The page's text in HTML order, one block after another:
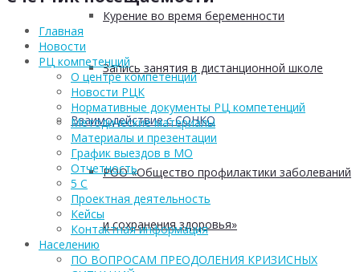
Курение во время беременности
Запись занятия в дистанционной школе
Взаимодействие с СОНКО
РОО «Общество профилактики заболеваний
и сохранения здоровья»
Главная
Новости
РЦ компетенций
О центре компетенций
Новости РЦК
Нормативные документы РЦ компетенций
Методические материалы
Материалы и презентации
График выездов в МО
Отчетность
5 С
Проектная деятельность
Кейсы
Контактная информация
Населению
ПО ВОПРОСАМ ПРЕОДОЛЕНИЯ КРИЗИСНЫХ